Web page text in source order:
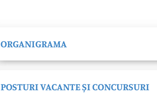
ORGANIGRAMA
POSTURI VACANTE ȘI CONCURSURI